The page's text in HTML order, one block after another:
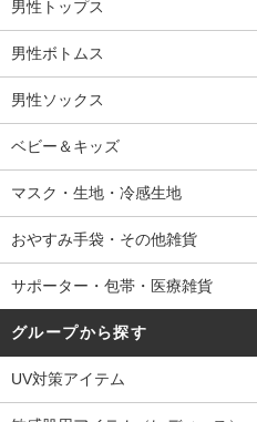
男性トップス
男性ボトムス
男性ソックス
ベビー＆キッズ
マスク・生地・冷感生地
おやすみ手袋・その他雑貨
サポーター・包帯・医療雑貨
グループから探す
UV対策アイテム